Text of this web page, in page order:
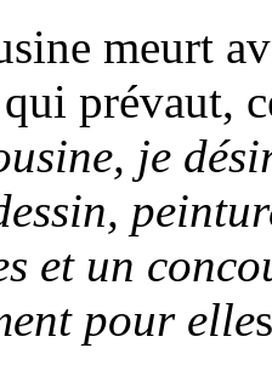
meurt
prévaut,
je
et un
pour elle